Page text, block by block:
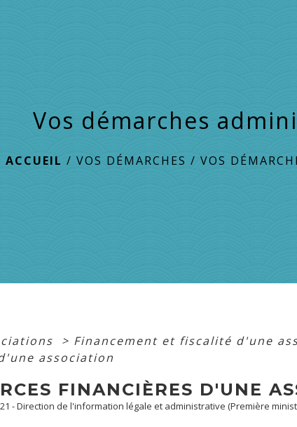
Vos démarches
ACCUEIL /VOS DÉMARCHES /VOS
> Financement et fiscalité d'une
association
FINANCIÈRES D'UNE
- Direction de l'information légale et administrative (Première